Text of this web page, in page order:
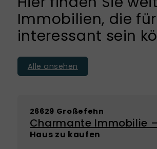
Immobilien, die
interessant sein
Alle ansehen
26629 Großefehn
Haus zu kaufen